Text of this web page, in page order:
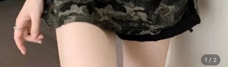
1 / 2